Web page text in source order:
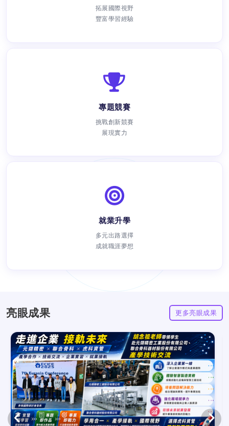
拓展國際視野
豐富學習經驗
專題競賽
挑戰創新競賽
展現實力
瀏覽次數：
就業升學
多元出路選擇
成就職涯夢想
亮眼成果 更多亮眼成果